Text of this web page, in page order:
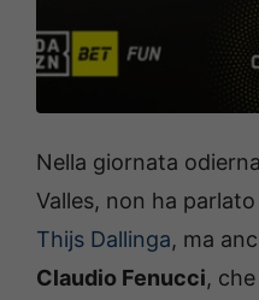
Nella giornata
Valles, non ha
Thijs Dallinga, ma
Claudio Fenucci,